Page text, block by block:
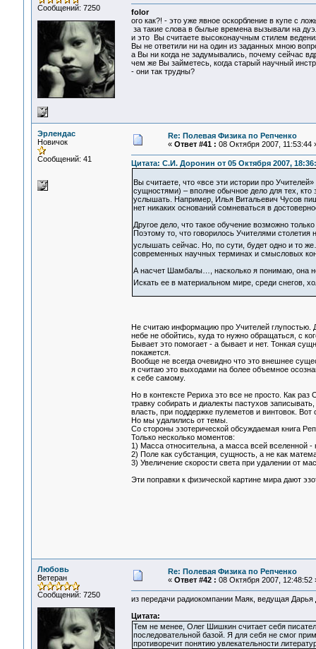
Сообщений: 7250
folor
ого как?! - это уже явное оскорбление в купе с
за такие слова в былые времена вызывали на
и это Вы считаете высоконаучным стилем
Вы не ответили ни на один из заданных мною
а Вы ни когда не задумывались, почему сейчас
чем же Вы займетесь, когда старый научный
- они так трудны?
Эрлендас
Новичок
Сообщений: 41
Re: Полевая Физика по Репченко
« Ответ #41 : 08 Октября 2007, 11:53:44
Цитата: С.И. Доронин от 05 Октября 2007,
Вы считаете, что «все эти истории про
сущностями) – вполне обычное дело для тех, кто
услышать. Например, Илья Витальевич Чусов
нет никаких оснований сомневаться в
Другое дело, что такое обучение возможно
Поэтому то, что говорилось Учителями
услышать сейчас. Но, по сути, будет одно и то
современных научных терминах и смысловых
А насчет Шамбалы…, насколько я понимаю, она
Искать ее в материальном мире, среди снегов,
Не считаю информацию про Учителей глупостью.
небе не обойтись, куда то нужно обращаться, с
Бывает это помогает - а бывает и нет. Тонкая
покажется.
Вообще не всегда очевидно что это внешнее
я считаю это выходами на более объемное
к себе самому.
Но в контексте Рериха это все не просто. Как
травку собирать и диалекты пастухов
власть, при поддержке пулеметов и винтовок.
Но мы удалились от темы.
Со стороны эзотерической обсуждаемая книга
Только несколько моментов:
1) Масса относительна, а масса всей вселенной -
2) Поле как субстанция, сущность, а не как
3) Увеличение скорости света при удалении от
Эти поправки к физической картине мира дают
Любовь
Ветеран
Сообщений: 7250
Re: Полевая Физика по Репченко
« Ответ #42 : 08 Октября 2007, 12:48:52
из передачи радиокомпании Маяк, ведущая Дарья
Цитата:
Тем не менее, Олег Шишкин считает себя
последовательной базой. Я для себя не смог
противоречит понятию увлекательности